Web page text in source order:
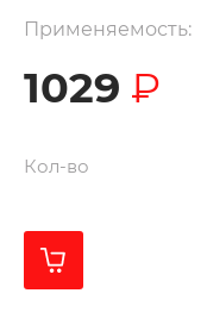
Применяемость:
1029 ₽
Кол-во